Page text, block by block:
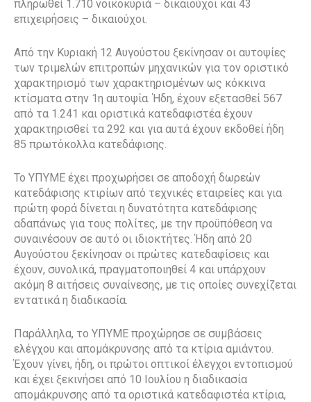
πληρωθεί 1.710 νοικοκυριά – δικαιούχοι και 43
επιχειρήσεις – δικαιούχοι.
Από την Κυριακή 12 Αυγούστου ξεκίνησαν οι αυτοψίες
των τριμελών επιτροπών μηχανικών για τον οριστικό
χαρακτηρισμό των χαρακτηρισμένων ως κόκκινα
κτίσματα στην 1η αυτοψία. Ήδη, έχουν εξετασθεί 567
από τα 1.241 και οριστικά κατεδαφιστέα έχουν
χαρακτηρισθεί τα 292 και για αυτά έχουν εκδοθεί ήδη
85 πρωτόκολλα κατεδάφισης.
Το ΥΠΥΜΕ έχει προχωρήσει σε αποδοχή δωρεών
κατεδάφισης κτιρίων από τεχνικές εταιρείες και για
πρώτη φορά δίνεται η δυνατότητα κατεδάφισης
αδαπάνως για τους πολίτες, με την προϋπόθεση να
συναινέσουν σε αυτό οι ιδιοκτήτες. Ήδη από 20
Αυγούστου ξεκίνησαν οι πρώτες κατεδαφίσεις και
έχουν, συνολικά, πραγματοποιηθεί 4 και υπάρχουν
ακόμη 8 αιτήσεις συναίνεσης, με τις οποίες συνεχίζεται
εντατικά η διαδικασία.
Παράλληλα, το ΥΠΥΜΕ προχώρησε σε συμβάσεις
ελέγχου και απομάκρυνσης από τα κτίρια αμιάντου.
Έχουν γίνει, ήδη, οι πρώτοι οπτικοί έλεγχοι εντοπισμού
και έχει ξεκινήσει από 10 Ιουλίου η διαδικασία
απομάκρυνσης από τα οριστικά κατεδαφιστέα κτίρια,